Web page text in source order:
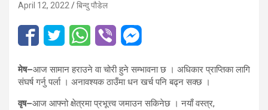
April 12, 2022 बिन्दु पौडेल
मेष–आज सामान हराउने वा चोरी हुने सम्भावना छ । अधिकार प्राप्तिका लागि
संघर्ष गर्नु पर्ला । अनावश्यक ठाउँमा धन खर्च पनि बढ्न सक्छ ।
वृष–आज आफ्नो क्षेत्रमा प्रभूत्त्व जमाउन सकिनेछ । नयाँ वस्त्र,